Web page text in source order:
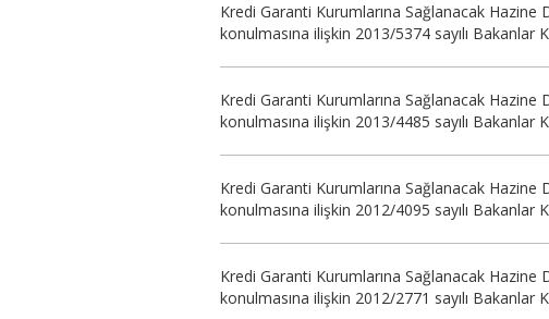
Kredi Garanti Kurumlarına Sağlanacak Hazine
konulmasına ilişkin 2013/5374 sayılı Bakanlar
Kredi Garanti Kurumlarına Sağlanacak Hazine
konulmasına ilişkin 2013/4485 sayılı Bakanlar
Kredi Garanti Kurumlarına Sağlanacak Hazine
konulmasına ilişkin 2012/4095 sayılı Bakanlar
Kredi Garanti Kurumlarına Sağlanacak Hazine
konulmasına ilişkin 2012/2771 sayılı Bakanlar